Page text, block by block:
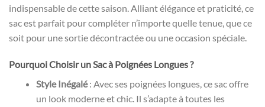
indispensable de cette saison. Alliant élégance et praticité, ce
sac est parfait pour compléter n’importe quelle tenue, que ce
soit pour une sortie décontractée ou une occasion spéciale.
Pourquoi Choisir un Sac à Poignées Longues ?
Style Inégalé: Avec ses poignées longues, ce sac offre
un look moderne et chic. Il s’adapte à toutes les